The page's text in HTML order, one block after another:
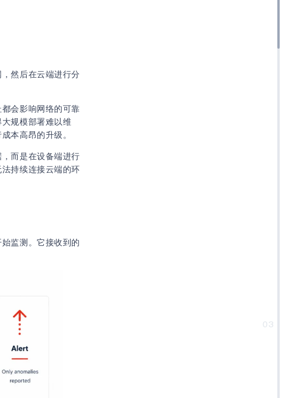
03
然后在云端进行分
会影响网络的可靠
规模部署难以维
本高昂的升级。
而是在设备端进行
持续连接云端的环
监测。它接收到的